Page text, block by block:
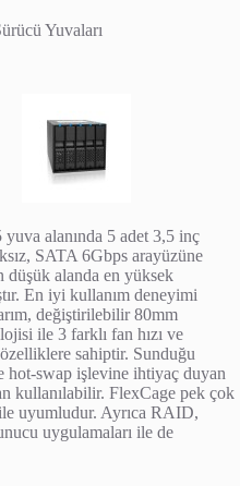
Yuvaları
alanında 5 adet 3,5 inç
SATA 6Gbps arayüzüne
düşük alanda en yüksek
En iyi kullanım deneyimi
değiştirilebilir 80mm
ile 3 farklı fan hızı ve
sahiptir. Sunduğu
hot-swap işlevine ihtiyaç duyan
kullanılabilir. FlexCage pek çok
uyumludur. Ayrıca RAID,
uygulamaları ile de